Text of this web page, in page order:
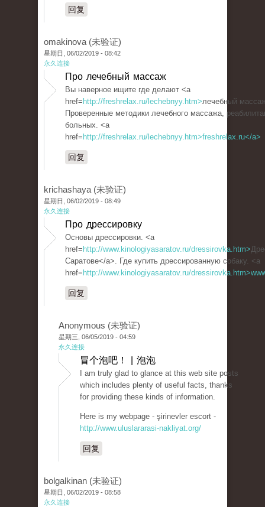
回复
omakinova (未验证)
星期日, 06/02/2019 - 08:42
永久连接
Про лечебный массаж
Вы наверное ищите где делают <a
href= http://freshrelax.ru/lechebnyy.htm>лечебный
Проверенные методики лечебного массажа,
больных. <a
href= http://freshrelax.ru/lechebnyy.htm>freshrelax.ru</a>
回复
krichashaya (未验证)
星期日, 06/02/2019 - 08:49
永久连接
Про дрессировку
Основы дрессировки. <a
href= http://www.kinologiyasaratov.ru/dressirovka.htm>
Саратове</a>. Где купить дрессированную собаку. <a
href= http://www.kinologiyasaratov.ru/
回复
Anonymous (未验证)
星期三, 06/05/2019 - 04:59
永久连接
冒个泡吧！ | 泡泡
I am truly glad to glance at this web site posts
which includes plenty of useful facts, thanks
for providing these kinds of information.
Here is my webpage - şirinevler escort -
http://www.uluslararasi-nakliyat.org/
回复
bolgalkinan (未验证)
星期日, 06/02/2019 - 08:58
永久连接